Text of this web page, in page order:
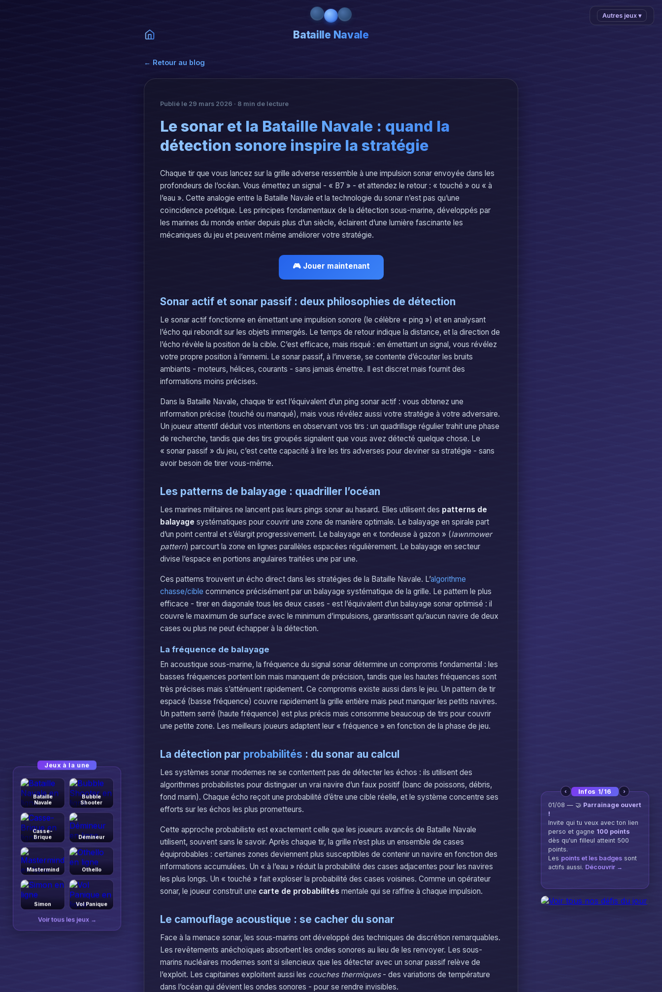
Bataille Navale
← Retour au blog
Publié le 29 mars 2026 · 8 min de lecture
Le sonar et la Bataille Navale : quand la
détection sonore inspire la stratégie
Chaque tir que vous lancez sur la grille adverse ressemble à une impulsion sonar envoyée dans les
profondeurs de l’océan. Vous émettez un signal - « B7 » - et attendez le retour : « touché » ou « à
l’eau ». Cette analogie entre la Bataille Navale et la technologie du sonar n’est pas qu’une
coïncidence poétique. Les principes fondamentaux de la détection sous-marine, développés par
les marines du monde entier depuis plus d’un siècle, éclairent d’une lumière fascinante les
mécaniques du jeu et peuvent même améliorer votre stratégie.
🎮 Jouer maintenant
Sonar actif et sonar passif : deux philosophies de détection
Le sonar actif fonctionne en émettant une impulsion sonore (le célèbre « ping ») et en analysant
l’écho qui rebondit sur les objets immergés. Le temps de retour indique la distance, et la direction de
l’écho révèle la position de la cible. C’est efficace, mais risqué : en émettant un signal, vous révélez
votre propre position à l’ennemi. Le sonar passif, à l’inverse, se contente d’écouter les bruits
ambiants - moteurs, hélices, courants - sans jamais émettre. Il est discret mais fournit des
informations moins précises.
Dans la Bataille Navale, chaque tir est l’équivalent d’un ping sonar actif : vous obtenez une
information précise (touché ou manqué), mais vous révélez aussi votre stratégie à votre adversaire.
Un joueur attentif déduit vos intentions en observant vos tirs : un quadrillage régulier trahit une phase
de recherche, tandis que des tirs groupés signalent que vous avez détecté quelque chose. Le
« sonar passif » du jeu, c’est cette capacité à lire les tirs adverses pour deviner sa stratégie - sans
avoir besoin de tirer vous-même.
Les patterns de balayage : quadriller l’océan
Les marines militaires ne lancent pas leurs pings sonar au hasard. Elles utilisent des patterns de
balayage systématiques pour couvrir une zone de manière optimale. Le balayage en spirale part
d’un point central et s’élargit progressivement. Le balayage en « tondeuse à gazon » (lawnmower
pattern) parcourt la zone en lignes parallèles espacées régulièrement. Le balayage en secteur
divise l’espace en portions angulaires traitées une par une.
Ces patterns trouvent un écho direct dans les stratégies de la Bataille Navale. L’algorithme
chasse/cible commence précisément par un balayage systématique de la grille. Le pattern le plus
efficace - tirer en diagonale tous les deux cases - est l’équivalent d’un balayage sonar optimisé : il
couvre le maximum de surface avec le minimum d’impulsions, garantissant qu’aucun navire de deux
cases ou plus ne peut échapper à la détection.
La fréquence de balayage
En acoustique sous-marine, la fréquence du signal sonar détermine un compromis fondamental : les
basses fréquences portent loin mais manquent de précision, tandis que les hautes fréquences sont
très précises mais s’atténuent rapidement. Ce compromis existe aussi dans le jeu. Un pattern de tir
espacé (basse fréquence) couvre rapidement la grille entière mais peut manquer les petits navires.
Un pattern serré (haute fréquence) est plus précis mais consomme beaucoup de tirs pour couvrir
une petite zone. Les meilleurs joueurs adaptent leur « fréquence » en fonction de la phase de jeu.
La détection par probabilités : du sonar au calcul
Les systèmes sonar modernes ne se contentent pas de détecter les échos : ils utilisent des
algorithmes probabilistes pour distinguer un vrai navire d’un faux positif (banc de poissons, débris,
fond marin). Chaque écho reçoit une probabilité d’être une cible réelle, et le système concentre ses
efforts sur les échos les plus prometteurs.
Cette approche probabiliste est exactement celle que les joueurs avancés de Bataille Navale
utilisent, souvent sans le savoir. Après chaque tir, la grille n’est plus un ensemble de cases
équiprobables : certaines zones deviennent plus susceptibles de contenir un navire en fonction des
informations accumulées. Un « à l’eau » réduit la probabilité des cases adjacentes pour les navires
les plus longs. Un « touché » fait exploser la probabilité des cases voisines. Comme un opérateur
sonar, le joueur construit une carte de probabilités mentale qui se raffine à chaque impulsion.
Le camouflage acoustique : se cacher du sonar
Face à la menace sonar, les sous-marins ont développé des techniques de discrétion remarquables.
Les revêtements anéchoïques absorbent les ondes sonores au lieu de les renvoyer. Les sous-
marins nucléaires modernes sont si silencieux que les détecter avec un sonar passif relève de
l’exploit. Les capitaines exploitent aussi les couches thermiques- des variations de température
dans l’océan qui dévient les ondes sonores - pour se rendre invisibles.
‹ Infos 2/16 ›
21/07 — 👑 Nouveau jeu !
Hexa Conquête
sors de ton territoire, boucle
autour des hexagones
convoités et reviens chez toi
pour tout capturer. Coupe les
traces adverses, et tiens ton
règne pour remporter la
Jeux à la une
Bataille
Navale
Bubble
Shooter
Casse-
Brique
Démineur
Mastermind Othello
Simon Vol Panique
Voir tous les jeux →
Autres jeux ▾